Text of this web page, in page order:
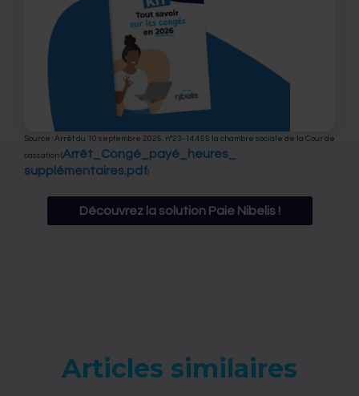
Source : Arrêt du 10 septembre 2025, n°23-14.455 la chambre sociale de la Cour de
cassation (Arrêt_Congé_payé_heures_
supplémentaires.pdf)
Découvrez la solution Paie Nibelis !
Articles similaires